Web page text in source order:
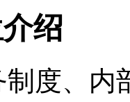
绍
制度、